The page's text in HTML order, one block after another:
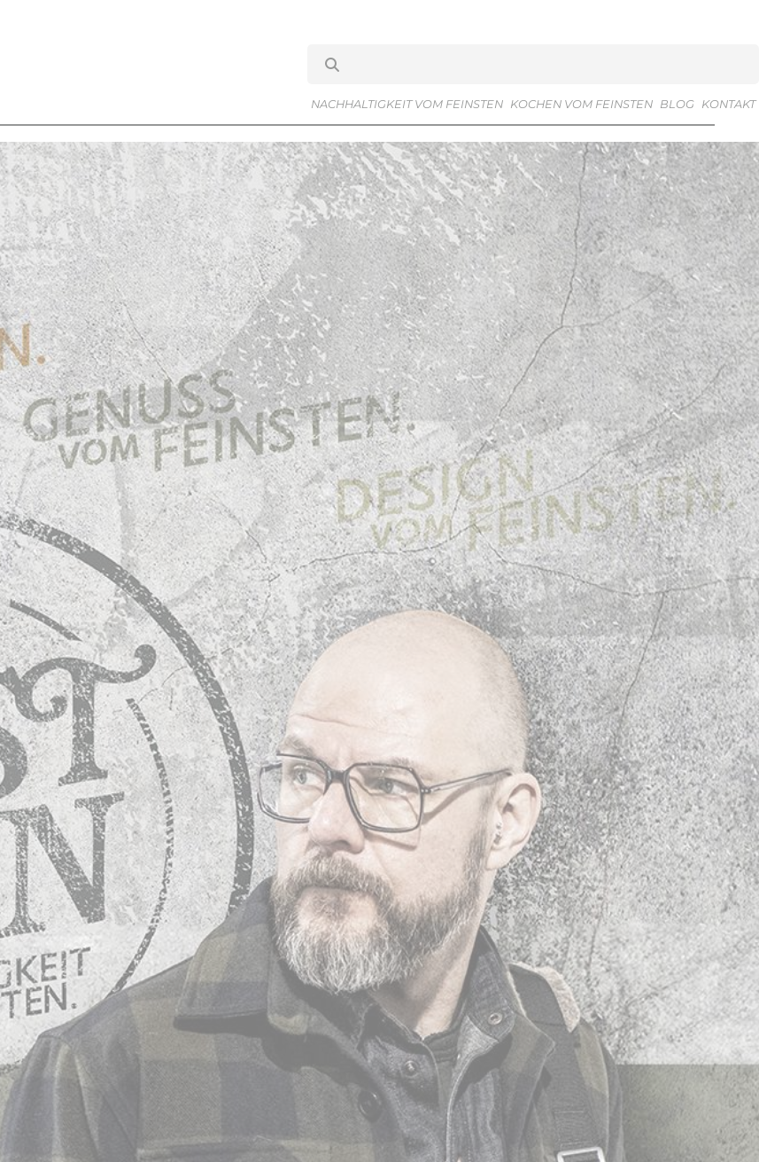
NACHHALTIGKEIT VOM FEINSTEN KOCHEN VOM FEINSTEN BLOG KONTAKT